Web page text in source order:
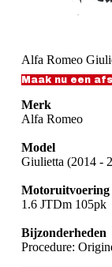
Alfa Romeo
Maak nu een
Merk
Alfa Romeo
Model
Giulietta (2014 -
Motoruitvoering
1.6 JTDm 105pk
Bijzonderheden
Procedure: